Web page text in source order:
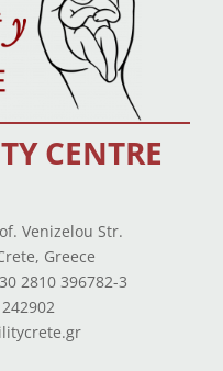
CENTRE
Venizelou Str.
Greece
2810 396782-3